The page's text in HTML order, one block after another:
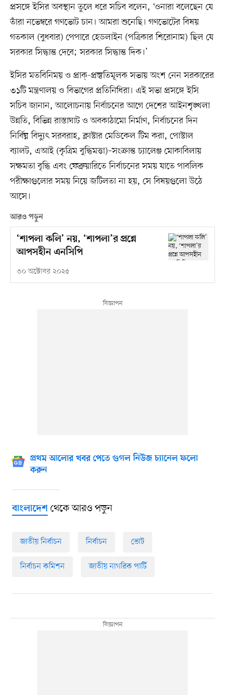
প্রসঙ্গে ইসির অবস্থান তুলে ধরে সচিব বলেন, ‘ওনারা বলেছেন যে
তাঁরা নভেম্বরে গণভোট চান। আমরা শুনেছি। গণভোটের বিষয়
গতকাল (বুধবার) পেপারে হেডলাইন (পত্রিকার শিরোনাম) ছিল যে
সরকার সিদ্ধান্ত দেবে; সরকার সিদ্ধান্ত দিক।’
ইসির মতবিনিময় ও প্রাক্‌-প্রস্তুতিমূলক সভায় অংশ নেন সরকারের
৩১টি মন্ত্রণালয় ও বিভাগের প্রতিনিধিরা। এই সভা প্রসঙ্গে ইসি
সচিব জানান, আলোচনায় নির্বাচনের আগে দেশের আইনশৃঙ্খলা
উন্নতি, বিভিন্ন রাস্তাঘাট ও অবকাঠামো নির্মাণ, নির্বাচনের দিন
নির্বিঘ্ন বিদ্যুৎ সরবরাহ, ক্লাস্টার মেডিকেল টিম করা, পোস্টাল
ব্যালট, এআই (কৃত্রিম বুদ্ধিমত্তা)–সংক্রান্ত চ্যালেঞ্জ মোকাবিলায়
সক্ষমতা বৃদ্ধি এবং ফেব্রুয়ারিতে নির্বাচনের সময় যাতে পাবলিক
পরীক্ষাগুলোর সময় নিয়ে জটিলতা না হয়, সে বিষয়গুলো উঠে
আসে।
আরও পড়ুন
‘শাপলা কলি’ নয়, ‘শাপলা’র প্রশ্নে
আপসহীন এনসিপি
৩০ অক্টোবর ২০২৫
প্রথম আলোর খবর পেতে গুগল নিউজ চ্যানেল ফলো
করুন
বাংলাদেশথেকে আরও পড়ুন
জাতীয় নির্বাচন নির্বাচন ভোট
নির্বাচন কমিশন জাতীয় নাগরিক পার্টি